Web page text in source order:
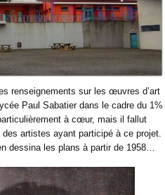
renseignements sur les œuvres d’art
Paul Sabatier dans le cadre du 1%
à cœur, mais il fallut
artistes ayant participé à ce projet.
dessina les plans à partir de 1958…